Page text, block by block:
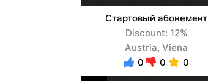
Стартовый абонемент
Discount: 12%
Austria, Viena
0
0 0